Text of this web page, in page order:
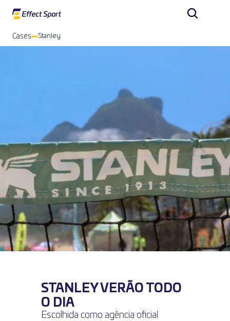
Cases Stanley
STANLEY VERÃO TODO
O DIA
Escolhida como agência oficial